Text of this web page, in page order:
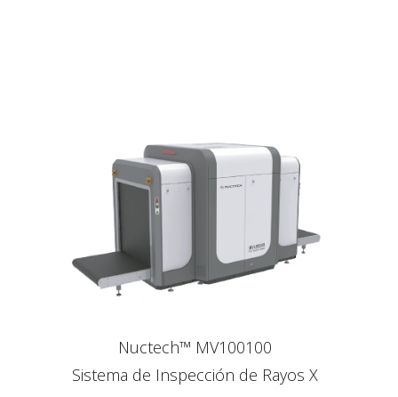
Nuctech™ MV100100
Sistema de Inspección de Rayos X